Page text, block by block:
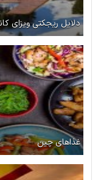
دلایل ریجکتی ویزای
غذاهای چین